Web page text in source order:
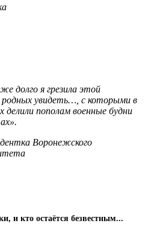
долго я грезила этой
увидеть…, с которыми в
делили пополам военные будни
Воронежского
и кто остаётся безвестным...